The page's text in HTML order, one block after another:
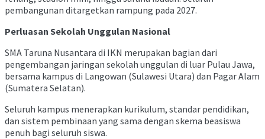
pembangunan ditargetkan rampung pada 2027.
Perluasan Sekolah Unggulan Nasional
SMA Taruna Nusantara di IKN merupakan bagian dari
pengembangan jaringan sekolah unggulan di luar Pulau Jawa,
bersama kampus di Langowan (Sulawesi Utara) dan Pagar Alam
(Sumatera Selatan).
Seluruh kampus menerapkan kurikulum, standar pendidikan,
dan sistem pembinaan yang sama dengan skema beasiswa
penuh bagi seluruh siswa.